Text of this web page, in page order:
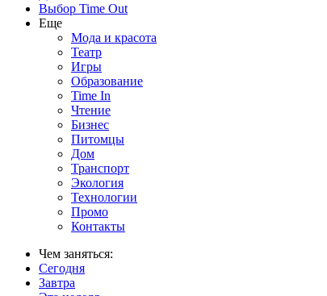
Выбор Time Out
Еще
Мода и красота
Театр
Игры
Образование
Time In
Чтение
Бизнес
Питомцы
Дом
Транспорт
Экология
Технологии
Промо
Контакты
Чем заняться:
Сегодня
Завтра